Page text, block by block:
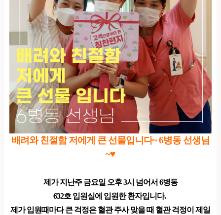
배려와 친절함 저에게 큰 선물입니다~ 6병동 선생님
~♥
제가 지난주 금요일 오후 3시 넘어서 6병동
632호 입원실에 입원한 환자입니다.
제가 입원때마다 큰 걱정은 혈관 주사 맞을 때 혈관 걱정이 제일